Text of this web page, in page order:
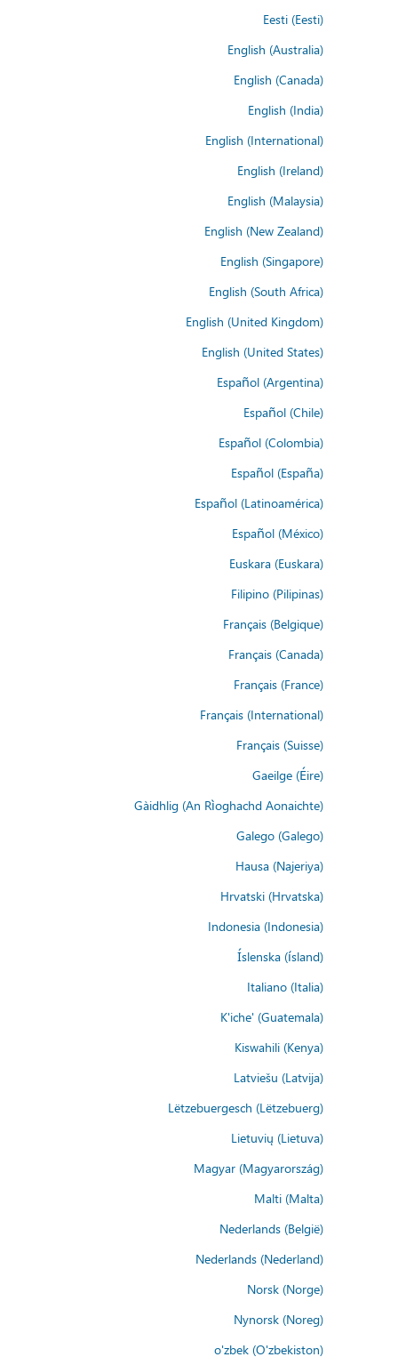
Eesti (Eesti)
English (Australia)
English (Canada)
English (India)
English (International)
English (Ireland)
English (Malaysia)
English (New Zealand)
English (Singapore)
English (South Africa)
English (United Kingdom)
English (United States)
Español (Argentina)
Español (Chile)
Español (Colombia)
Español (España)
Español (Latinoamérica)
Español (México)
Euskara (Euskara)
Filipino (Pilipinas)
Français (Belgique)
Français (Canada)
Français (France)
Français (International)
Français (Suisse)
Gaeilge (Éire)
Gàidhlig (An Rìoghachd Aonaichte)
Galego (Galego)
Hausa (Najeriya)
Hrvatski (Hrvatska)
Indonesia (Indonesia)
Íslenska (ísland)
Italiano (Italia)
K'iche' (Guatemala)
Kiswahili (Kenya)
Latviešu (Latvija)
Lëtzebuergesch (Lëtzebuerg)
Lietuvių (Lietuva)
Magyar (Magyarország)
Malti (Malta)
Nederlands (België)
Nederlands (Nederland)
Norsk (Norge)
Nynorsk (Noreg)
o'zbek (O'zbekiston)